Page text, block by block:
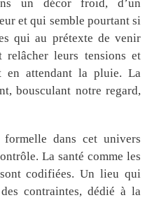
un décor froid, d’un
et qui semble pourtant si
qui au prétexte de venir
leurs tensions et
en attendant la pluie. La
bousculant notre regard,
dans cet univers
La santé comme les
codifiées. Un lieu qui
contraintes, dédié à la